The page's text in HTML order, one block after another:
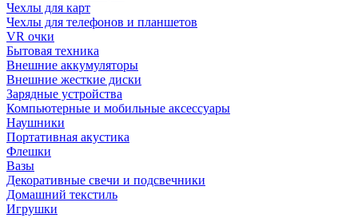
Чехлы для карт
Чехлы для телефонов и планшетов
VR очки
Бытовая техника
Внешние аккумуляторы
Внешние жесткие диски
Зарядные устройства
Компьютерные и мобильные аксессуары
Наушники
Портативная акустика
Флешки
Вазы
Декоративные свечи и подсвечники
Домашний текстиль
Игрушки